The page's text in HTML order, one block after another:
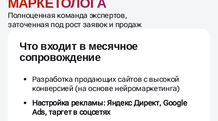
Полноценная команда экспертов,
заточенная под рост заявок и продаж
Что входит в месячное
сопровождение
Разработка продающих сайтов с высокой
конверсией (на основе нейромаркетинга)
Настройка рекламы: Яндекс Директ, Google
Ads, таргет в соцсетях